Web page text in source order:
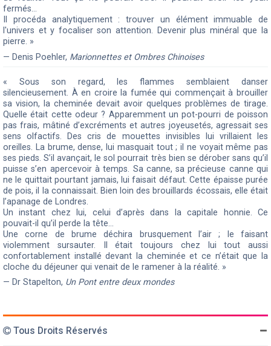
fermés...
Il procéda analytiquement : trouver un élément immuable de
l'univers et y focaliser son attention. Devenir plus minéral que la
pierre. »
— Denis Poehler, Marionnettes et Ombres Chinoises
« Sous son regard, les flammes semblaient danser
silencieusement. À en croire la fumée qui commençait à brouiller
sa vision, la cheminée devait avoir quelques problèmes de tirage.
Quelle était cette odeur ? Apparemment un pot-pourri de poisson
pas frais, mâtiné d’excréments et autres joyeusetés, agressait ses
sens olfactifs. Des cris de mouettes invisibles lui vrillaient les
oreilles. La brume, dense, lui masquait tout ; il ne voyait même pas
ses pieds. S’il avançait, le sol pourrait très bien se dérober sans qu’il
puisse s’en apercevoir à temps. Sa canne, sa précieuse canne qui
ne le quittait pourtant jamais, lui faisait défaut. Cette épaisse purée
de pois, il la connaissait. Bien loin des brouillards écossais, elle était
l’apanage de Londres.
Un instant chez lui, celui d’après dans la capitale honnie. Ce
pouvait-il qu’il perde la tête…
Une corne de brume déchira brusquement l’air ; le faisant
violemment sursauter. Il était toujours chez lui tout aussi
confortablement installé devant la cheminée et ce n’était que la
cloche du déjeuner qui venait de le ramener à la réalité. »
— Dr Stapelton, Un Pont entre deux mondes
Tous Droits Réservés